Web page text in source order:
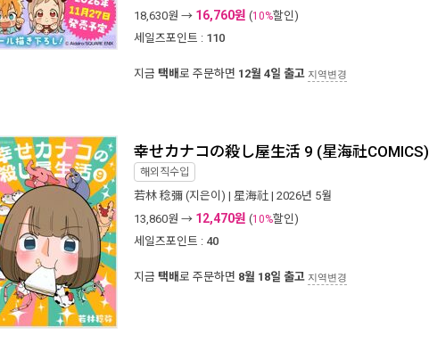
18,630원 → 16,760원 (10%할인)
세일즈포인트 : 110
지금 택배로 주문하면 12월 4일 출고 지역변경
幸せカナコの殺し屋生活 9 (星海社COMICS)
해외직수입
若林 稔彌 (지은이) | 星海社 | 2026년 5월
13,860원 → 12,470원 (10%할인)
세일즈포인트 : 40
지금 택배로 주문하면 8월 18일 출고 지역변경